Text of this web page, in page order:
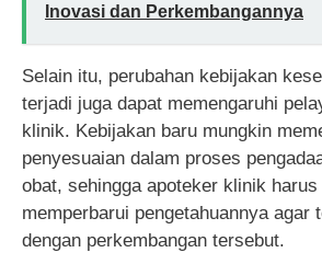
Inovasi dan Perkembangannya
Selain itu, perubahan kebijakan
terjadi juga dapat memengaruhi
klinik. Kebijakan baru mungkin
penyesuaian dalam proses
obat, sehingga apoteker klinik
memperbarui pengetahuannya agar
dengan perkembangan tersebut.